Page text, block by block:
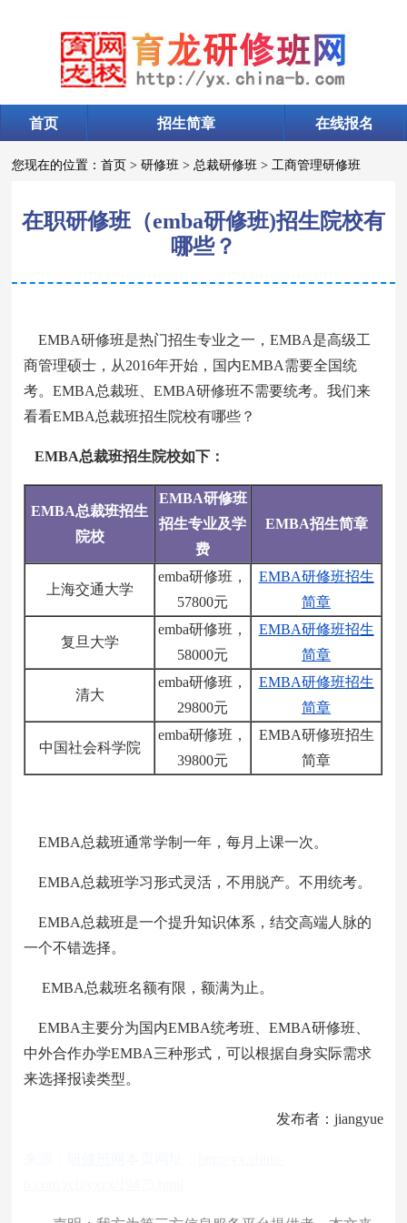
首页 招生简章 在线报名
您现在的位置：首页 >研修班 >总裁研修班 >工商管理研修班
在职研修班（emba研修班)招生院校有
哪些？
EMBA研修班是热门招生专业之一，EMBA是高级工
商管理硕士，从2016年开始，国内EMBA需要全国统
考。EMBA总裁班、EMBA研修班不需要统考。我们来
看看EMBA总裁班招生院校有哪些？
EMBA总裁班招生院校如下：
EMBA总裁班招生
院校
EMBA研修班
招生专业及学
费
EMBA招生简章
上海交通大学
emba研修班，
57800元
EMBA研修班招生
简章
复旦大学
emba研修班，
58000元
EMBA研修班招生
简章
清大
emba研修班，
29800元
EMBA研修班招生
简章
中国社会科学院
emba研修班，
39800元
EMBA研修班招生
简章
EMBA总裁班通常学制一年，每月上课一次。
EMBA总裁班学习形式灵活，不用脱产。不用统考。
EMBA总裁班是一个提升知识体系，结交高端人脉的
一个不错选择。
EMBA总裁班名额有限，额满为止。
EMBA主要分为国内EMBA统考班、EMBA研修班、
中外合作办学EMBA三种形式，可以根据自身实际需求
来选择报读类型。
发布者：jiangyue